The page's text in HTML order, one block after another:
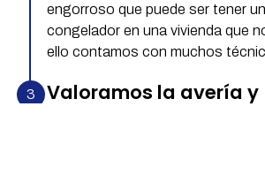
engorroso que puede ser tener
congelador en una vivienda que
ello contamos con muchos
Valoramos la avería y